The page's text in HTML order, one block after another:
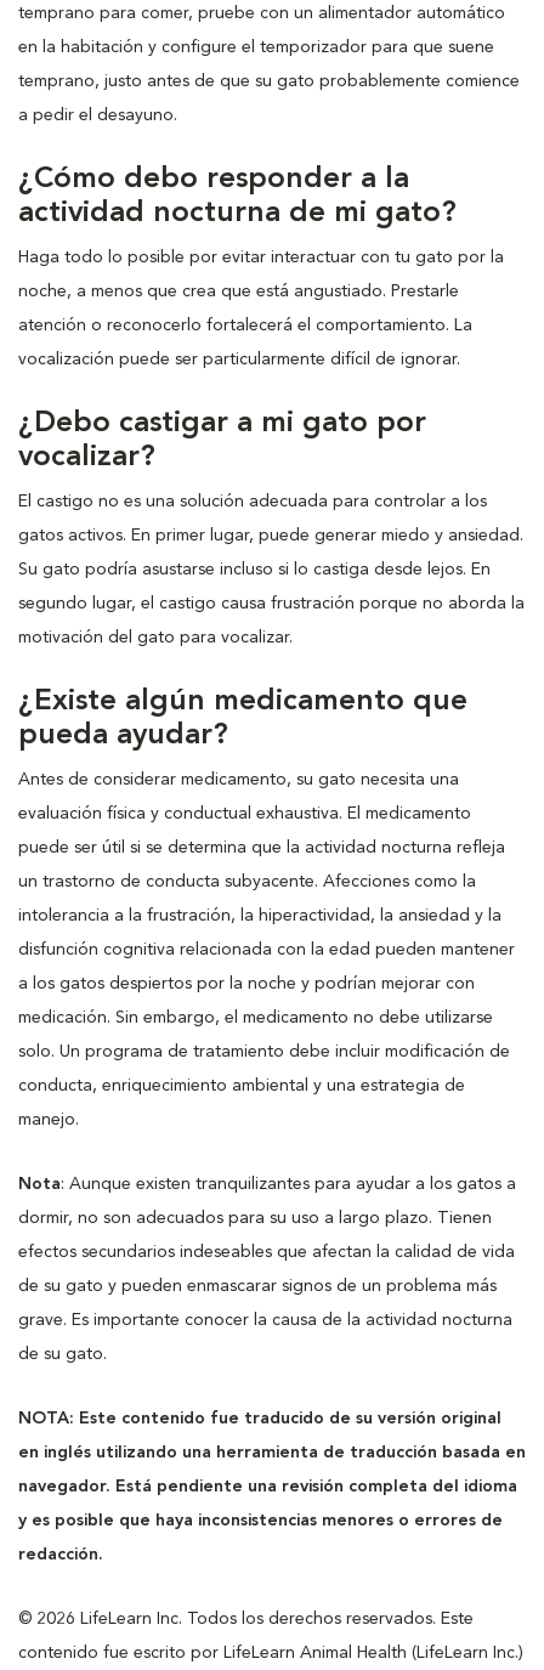
temprano para comer, pruebe con un alimentador automático
en la habitación y configure el temporizador para que suene
temprano, justo antes de que su gato probablemente comience
a pedir el desayuno.
¿Cómo debo responder a la
actividad nocturna de mi gato?
Haga todo lo posible por evitar interactuar con tu gato por la
noche, a menos que crea que está angustiado. Prestarle
atención o reconocerlo fortalecerá el comportamiento. La
vocalización puede ser particularmente difícil de ignorar.
¿Debo castigar a mi gato por
vocalizar?
El castigo no es una solución adecuada para controlar a los
gatos activos. En primer lugar, puede generar miedo y ansiedad.
Su gato podría asustarse incluso si lo castiga desde lejos. En
segundo lugar, el castigo causa frustración porque no aborda la
motivación del gato para vocalizar.
¿Existe algún medicamento que
pueda ayudar?
Antes de considerar medicamento, su gato necesita una
evaluación física y conductual exhaustiva. El medicamento
puede ser útil si se determina que la actividad nocturna refleja
un trastorno de conducta subyacente. Afecciones como la
intolerancia a la frustración, la hiperactividad, la ansiedad y la
disfunción cognitiva relacionada con la edad pueden mantener
a los gatos despiertos por la noche y podrían mejorar con
medicación. Sin embargo, el medicamento no debe utilizarse
solo. Un programa de tratamiento debe incluir modificación de
conducta, enriquecimiento ambiental y una estrategia de
manejo.
Nota: Aunque existen tranquilizantes para ayudar a los gatos a
dormir, no son adecuados para su uso a largo plazo. Tienen
efectos secundarios indeseables que afectan la calidad de vida
de su gato y pueden enmascarar signos de un problema más
grave. Es importante conocer la causa de la actividad nocturna
de su gato.
NOTA: Este contenido fue traducido de su versión original
en inglés utilizando una herramienta de traducción basada en
navegador. Está pendiente una revisión completa del idioma
y es posible que haya inconsistencias menores o errores de
redacción.
© 2026 LifeLearn Inc. Todos los derechos reservados. Este
contenido fue escrito por LifeLearn Animal Health (LifeLearn Inc.)